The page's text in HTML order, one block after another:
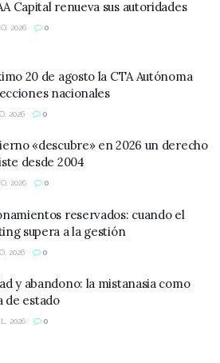
Capital renueva sus autoridades
2026 0
20 de agosto la CTA Autónoma
nacionales
2026 0
«descubre» en 2026 un derecho
desde 2004
2026 0
reservados: cuando el
supera a la gestión
2026 0
y abandono: la mistanasia como
de estado
2026 0